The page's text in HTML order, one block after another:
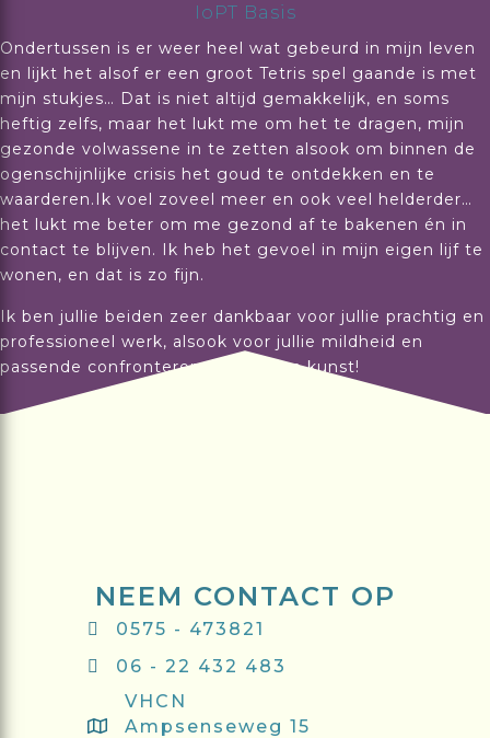
IoPT Basis
Ondertussen is er weer heel wat gebeurd in mijn leven
en lijkt het alsof er een groot Tetris spel gaande is met
mijn stukjes… Dat is niet altijd gemakkelijk, en soms
heftig zelfs, maar het lukt me om het te dragen, mijn
gezonde volwassene in te zetten alsook om binnen de
ogenschijnlijke crisis het goud te ontdekken en te
waarderen.Ik voel zoveel meer en ook veel helderder…
het lukt me beter om me gezond af te bakenen én in
contact te blijven. Ik heb het gevoel in mijn eigen lijf te
wonen, en dat is zo fijn.
Ik ben jullie beiden zeer dankbaar voor jullie prachtig en
professioneel werk, alsook voor jullie mildheid en
passende confronterende stijl. Een kunst!
NEEM CONTACT OP
0575 - 473821
06 - 22 432 483
VHCN
Ampsenseweg 15